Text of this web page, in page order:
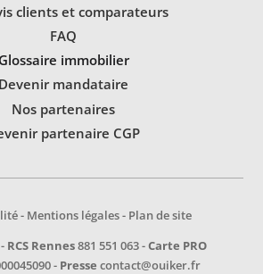
clients et comparateurs
FAQ
Glossaire immobilier
Devenir mandataire
Nos partenaires
partenaire CGP
- Mentions légales- Plan de site
RCS Rennes881 551 063 -Carte PRO
- Presse contact@ouiker.fr